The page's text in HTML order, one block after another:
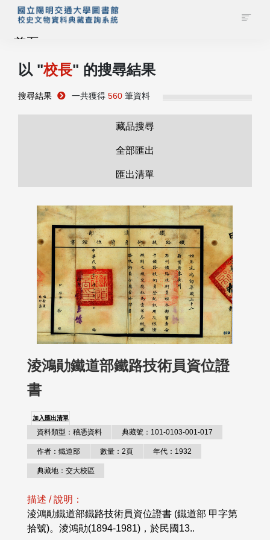
首頁
藏品查詢
管理者登入
以 "校長" 的搜尋結果
搜尋結果 一共獲得 560 筆資料
藏品搜尋
全部匯出
匯出清單
淩鴻勛鐵道部鐵路技術員資位證
書
加入匯出清單
資料類型：稽憑資料 典藏號：101-0103-001-017
作者：鐵道部 數量：2頁 年代：1932
典藏地：交大校區
描述 / 說明：
淩鴻勛鐵道部鐵路技術員資位證書 (鐵道部 甲字第
拾號)。淩鴻勛(1894-1981)，於民國13..